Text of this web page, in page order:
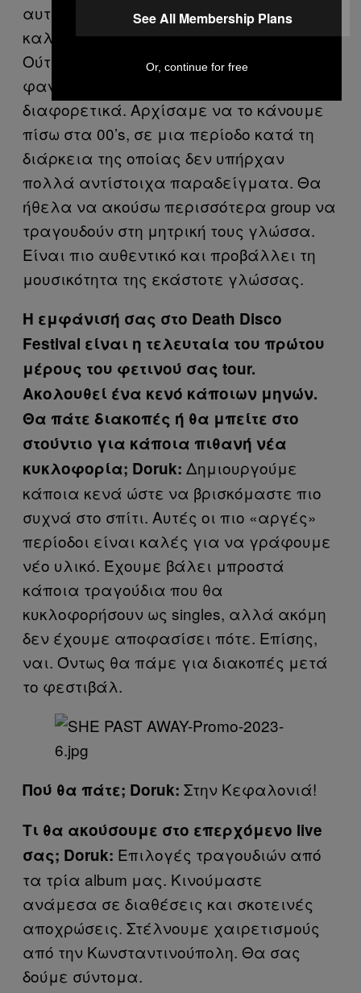
αυτή που με βοηθάει να εκφράζομαι
καλύτερα. Πιο δυναμικά και ποιητικά.
Ούτως ή άλλως, δεν μπορούσα να
φανταστώ αυτό που κάνουμε
διαφορετικά. Αρχίσαμε να το κάνουμε
πίσω στα 00’s, σε μια περίοδο κατά τη
διάρκεια της οποίας δεν υπήρχαν
πολλά αντίστοιχα παραδείγματα. Θα
ήθελα να ακούσω περισσότερα group να
τραγουδούν στη μητρική τους γλώσσα.
Είναι πιο αυθεντικό και προβάλλει τη
μουσικότητα της εκάστοτε γλώσσας.
Η εμφάνισή σας στο Death Disco
Festival είναι η τελευταία του πρώτου
μέρους του φετινού σας tour.
Ακολουθεί ένα κενό κάποιων μηνών.
Θα πάτε διακοπές ή θα μπείτε στο
στούντιο για κάποια πιθανή νέα
κυκλοφορία; Doruk: Δημιουργούμε
κάποια κενά ώστε να βρισκόμαστε πιο
συχνά στο σπίτι. Αυτές οι πιο «αργές»
περίοδοι είναι καλές για να γράφουμε
νέο υλικό. Έχουμε βάλει μπροστά
κάποια τραγούδια που θα
κυκλοφορήσουν ως singles, αλλά ακόμη
δεν έχουμε αποφασίσει πότε. Επίσης,
ναι. Όντως θα πάμε για διακοπές μετά
το φεστιβάλ.
Πού θα πάτε; Doruk: Στην Κεφαλονιά!
Τι θα ακούσουμε στο επερχόμενο live
σας; Doruk: Επιλογές τραγουδιών από
τα τρία album μας. Κινούμαστε
ανάμεσα σε διαθέσεις και σκοτεινές
αποχρώσεις. Στέλνουμε χαιρετισμούς
από την Κωνσταντινούπολη. Θα σας
δούμε σύντομα.
See All Membership Plans
Or, continue for free